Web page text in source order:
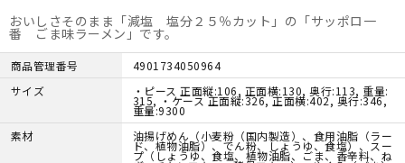
おいしさそのまま「減塩 塩分２５％カット」の「サッポロ一
番 ごま味ラーメン」です。
商品管理番号
4901734050964
サイズ
・ピース 正面縦:106, 正面横:130, 奥行:113, 重量:
315, ・ケース 正面縦:326, 正面横:402, 奥行:346,
重量:9300
素材
油揚げめん（小麦粉（国内製造）、食用油脂（ラー
ド、植物油脂）、でん粉、しょうゆ、食塩）、スー
プ（しょうゆ、食塩、植物油脂、ごま、香辛料、ね